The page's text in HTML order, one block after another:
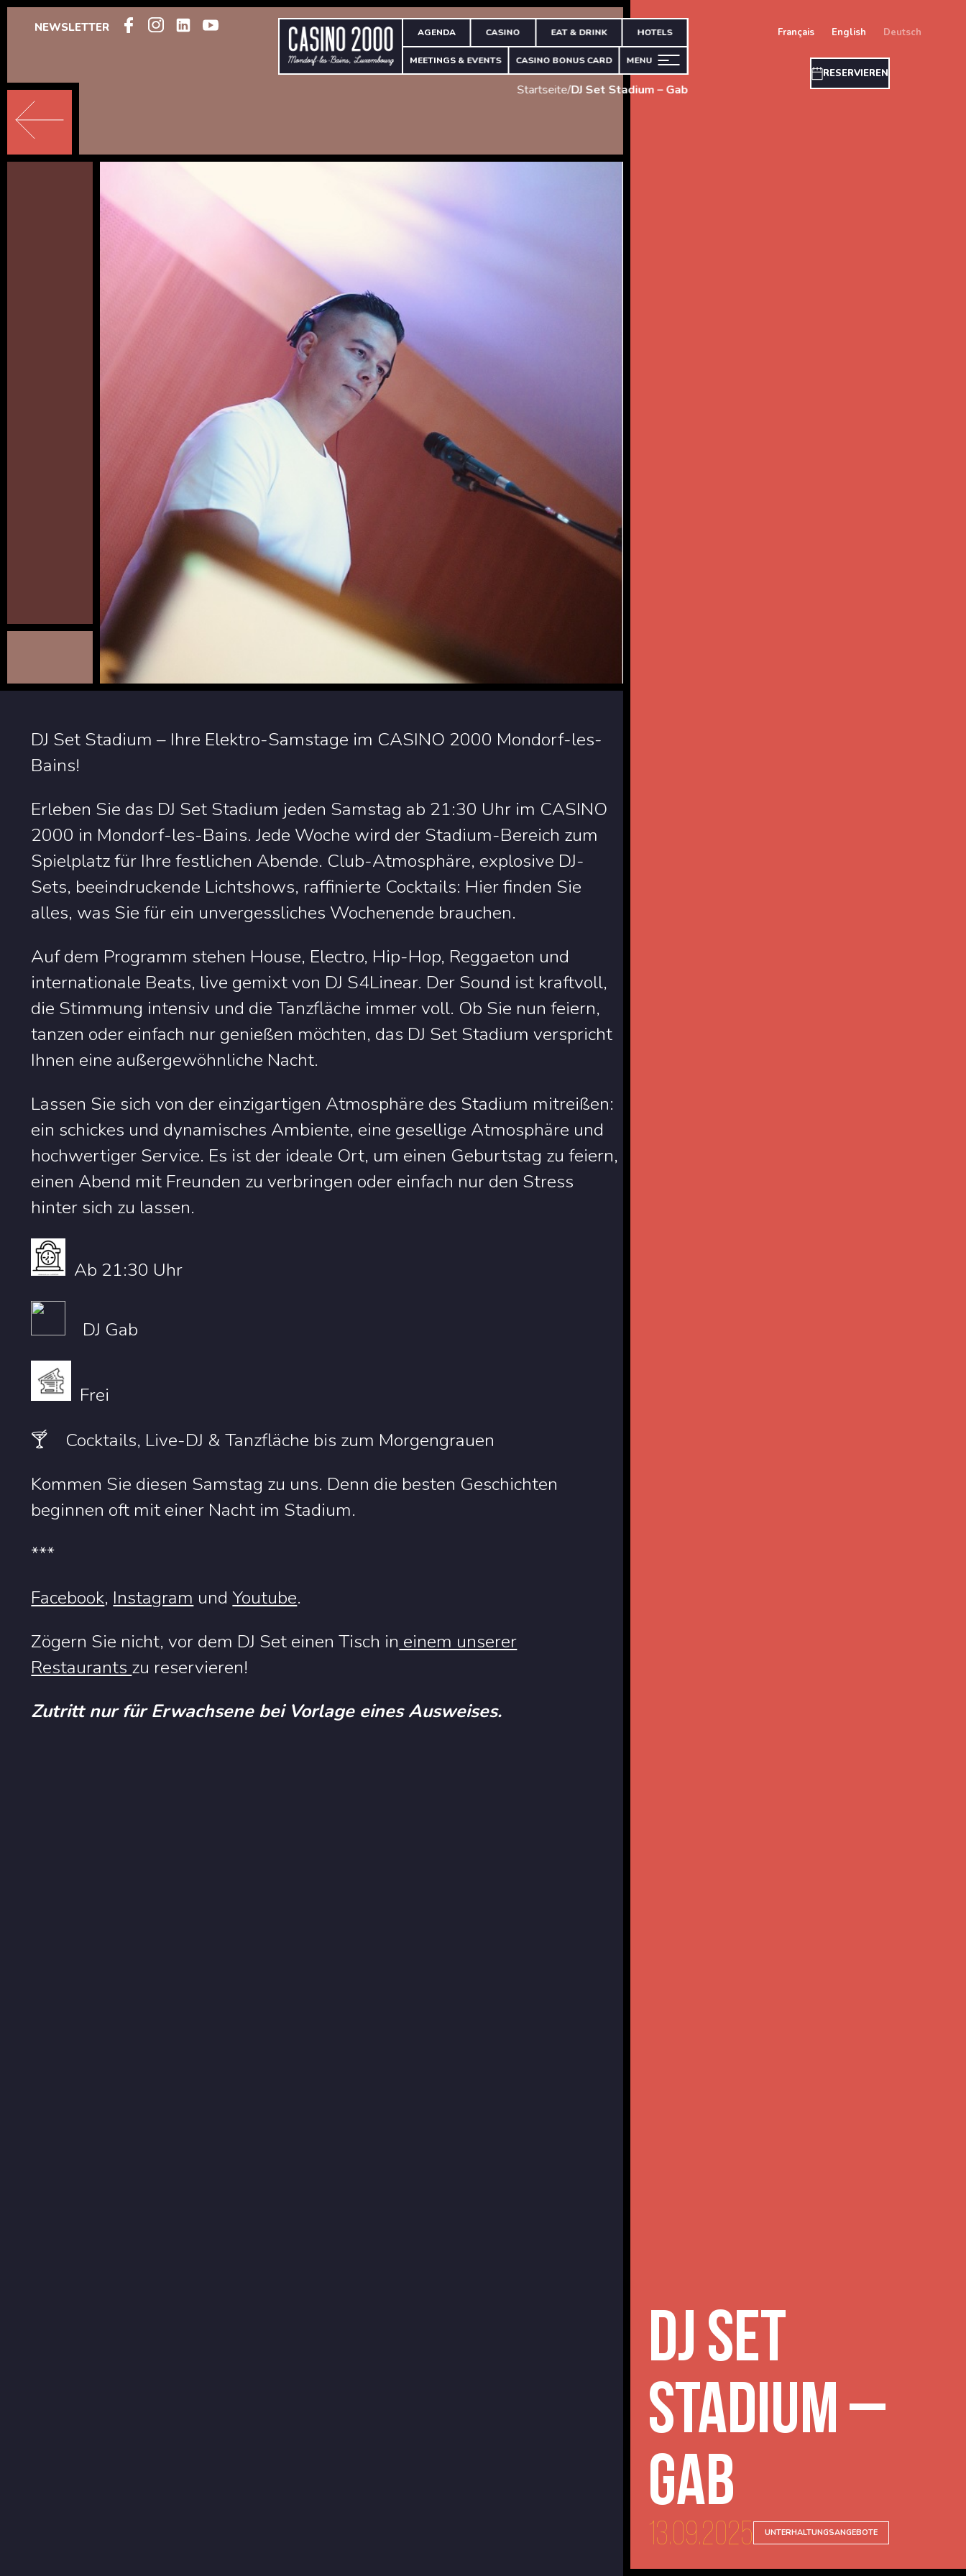
NEWSLETTER AGENDA CASINO EAT & DRINK HOTELS
MEETINGS & EVENTS CASINO BONUS CARD MENU
Startseite/DJ Set Stadium – Gab
français english deutsch
RESERVIEREN
DJ Set Stadium – Ihre Elektro-Samstage im CASINO 2000 Mondorf-les-
Bains!
Erleben Sie das DJ Set Stadium jeden Samstag ab 21:30 Uhr im CASINO
2000 in Mondorf-les-Bains. Jede Woche wird der Stadium-Bereich zum
Spielplatz für Ihre festlichen Abende. Club-Atmosphäre, explosive DJ-
Sets, beeindruckende Lichtshows, raffinierte Cocktails: Hier finden Sie
alles, was Sie für ein unvergessliches Wochenende brauchen.
Auf dem Programm stehen House, Electro, Hip-Hop, Reggaeton und
internationale Beats, live gemixt von DJ S4Linear. Der Sound ist kraftvoll,
die Stimmung intensiv und die Tanzfläche immer voll. Ob Sie nun feiern,
tanzen oder einfach nur genießen möchten, das DJ Set Stadium verspricht
Ihnen eine außergewöhnliche Nacht.
Lassen Sie sich von der einzigartigen Atmosphäre des Stadium mitreißen:
ein schickes und dynamisches Ambiente, eine gesellige Atmosphäre und
hochwertiger Service. Es ist der ideale Ort, um einen Geburtstag zu feiern,
einen Abend mit Freunden zu verbringen oder einfach nur den Stress
hinter sich zu lassen.
Ab 21:30 Uhr
DJ Gab
Frei
🍸 Cocktails, Live-DJ & Tanzfläche bis zum Morgengrauen
Kommen Sie diesen Samstag zu uns. Denn die besten Geschichten
beginnen oft mit einer Nacht im Stadium.
***
Facebook, Instagram und Youtube.
Zögern Sie nicht, vor dem DJ Set einen Tisch in einem unserer
Restaurants zu reservieren!
Zutritt nur für Erwachsene bei Vorlage eines Ausweises.
DJ Set
Stadium –
Gab
13.09.2025 UNTERHALTUNGSANGEBOTE